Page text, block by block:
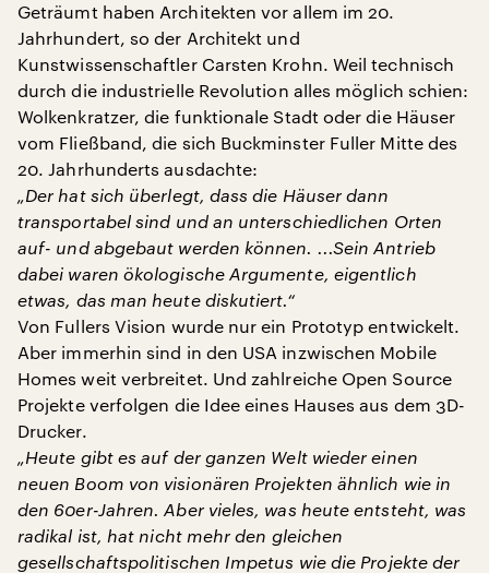
Geträumt haben Architekten vor allem im 20.
Jahrhundert, so der Architekt und
Kunstwissenschaftler Carsten Krohn. Weil technisch
durch die industrielle Revolution alles möglich schien:
Wolkenkratzer, die funktionale Stadt oder die Häuser
vom Fließband, die sich Buckminster Fuller Mitte des
20. Jahrhunderts ausdachte:
„Der hat sich überlegt, dass die Häuser dann
transportabel sind und an unterschiedlichen Orten
auf- und abgebaut werden können. ...Sein Antrieb
dabei waren ökologische Argumente, eigentlich
etwas, das man heute diskutiert.“
Von Fullers Vision wurde nur ein Prototyp entwickelt.
Aber immerhin sind in den USA inzwischen Mobile
Homes weit verbreitet. Und zahlreiche Open Source
Projekte verfolgen die Idee eines Hauses aus dem 3D-
Drucker.
„Heute gibt es auf der ganzen Welt wieder einen
neuen Boom von visionären Projekten ähnlich wie in
den 60er-Jahren. Aber vieles, was heute entsteht, was
radikal ist, hat nicht mehr den gleichen
gesellschaftspolitischen Impetus wie die Projekte der